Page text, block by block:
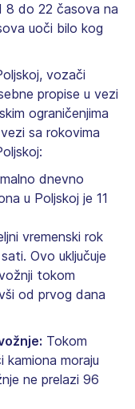
8 do 22 časova na
uoči bilo kog
vozači
propise u vezi
ograničenjima
sa rokovima
dnevno
u Poljskoj je 11
vremenski rok
Ovo uključuje
tokom
od prvog dana
Tokom
moraju
ne prelazi 96